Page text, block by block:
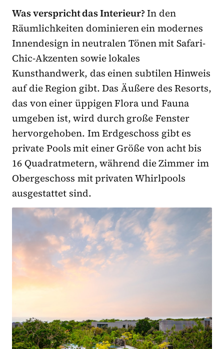
Was verspricht das Interieur?In den
Räumlichkeiten dominieren ein modernes
Innendesign in neutralen Tönen mit Safari-
Chic-Akzenten sowie lokales
Kunsthandwerk, das einen subtilen Hinweis
auf die Region gibt. Das Äußere des Resorts,
das von einer üppigen Flora und Fauna
umgeben ist, wird durch große Fenster
hervorgehoben. Im Erdgeschoss gibt es
private Pools mit einer Größe von acht bis
16 Quadratmetern, während die Zimmer im
Obergeschoss mit privaten Whirlpools
ausgestattet sind.